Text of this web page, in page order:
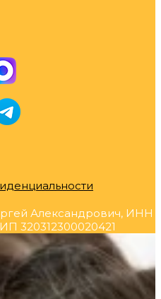
Александрович, ИНН
320312300020421